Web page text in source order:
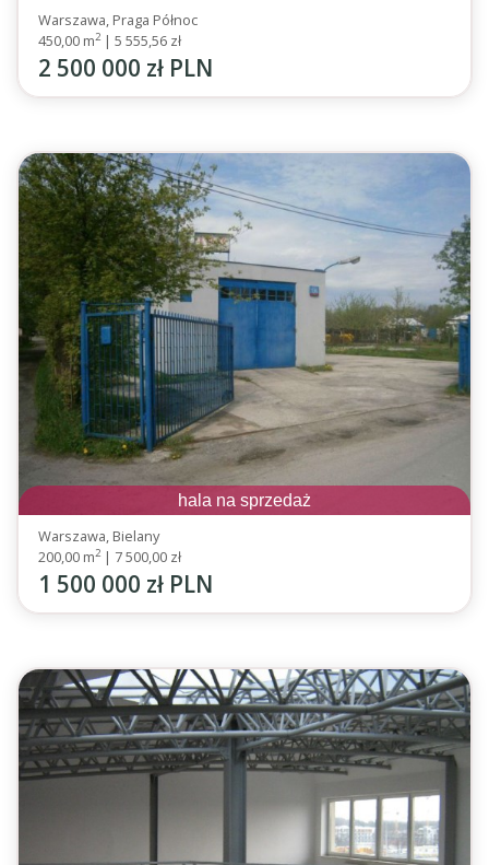
Warszawa, Praga Północ
450,00 m2 | 5 555,56 zł
2 500 000 zł PLN
hala na sprzedaż
Warszawa, Bielany
200,00 m2 | 7 500,00 zł
1 500 000 zł PLN